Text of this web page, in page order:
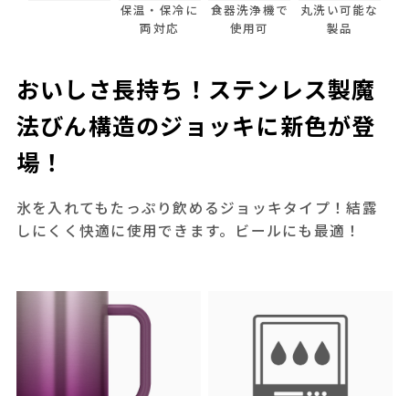
保温・保冷に
両対応
食器洗浄機で
使用可
丸洗い可能な
製品
おいしさ長持ち！ステンレス製魔
法びん構造のジョッキに新色が登
場！
氷を入れてもたっぷり飲めるジョッキタイプ！結露
しにくく快適に使用できます。ビールにも最適！